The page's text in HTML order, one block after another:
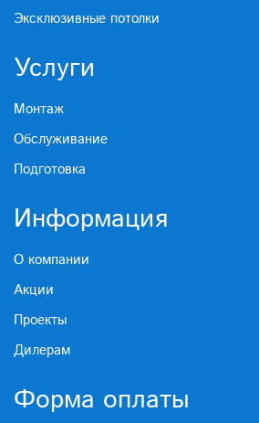
Эксклюзивные потолки
Услуги
Монтаж
Обслуживание
Подготовка
Информация
О компании
Акции
Проекты
Дилерам
Форма оплаты